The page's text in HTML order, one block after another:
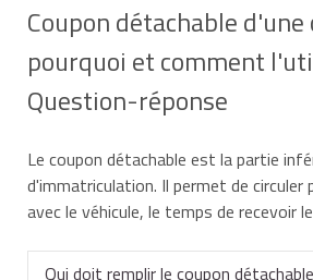
Coupon détachable
pourquoi et comment
Question-réponse
Le coupon détachable est la partie
d'immatriculation. Il permet de circuler
avec le véhicule, le temps de recevoir
Qui doit remplir le coupon